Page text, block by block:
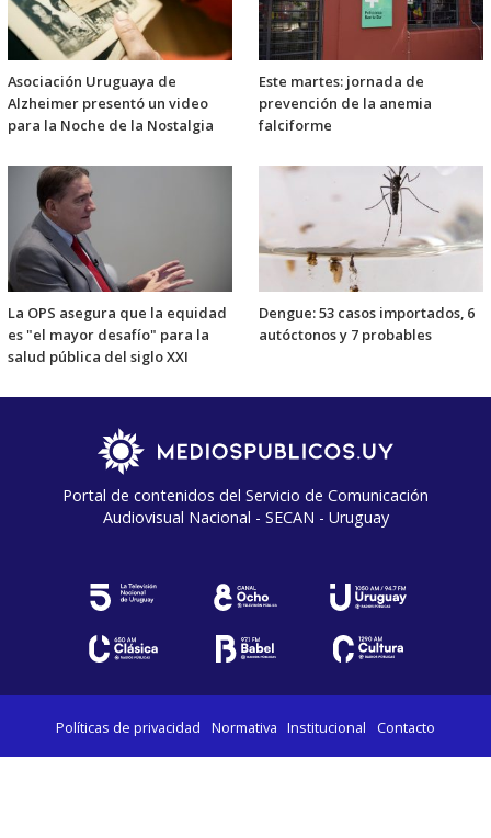
Asociación Uruguaya de
Alzheimer presentó un video
para la Noche de la Nostalgia
Este martes: jornada de
prevención de la anemia
falciforme
La OPS asegura que la equidad
es "el mayor desafío" para la
salud pública del siglo XXI
Dengue: 53 casos importados, 6
autóctonos y 7 probables
Portal de contenidos del Servicio de Comunicación
Audiovisual Nacional - SECAN - Uruguay
Políticas de privacidad Normativa Institucional Contacto